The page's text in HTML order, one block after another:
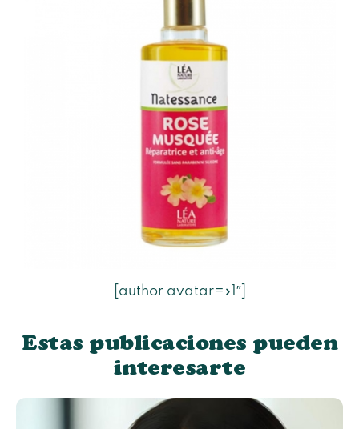
[author avatar=»1″]
Estas publicaciones pueden
interesarte